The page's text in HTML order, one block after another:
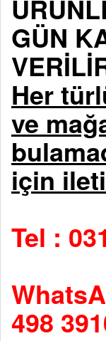
GÜN
Her
ve
için
Tel :
498